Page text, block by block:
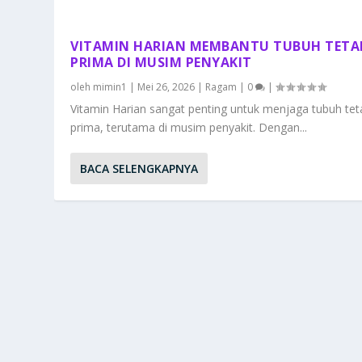
VITAMIN HARIAN MEMBANTU TUBUH
PRIMA DI MUSIM PENYAKIT
oleh mimin1 | Mei 26, 2026 | Ragam | 0 |
Vitamin Harian sangat penting untuk menjaga tubuh
prima, terutama di musim penyakit. Dengan...
BACA SELENGKAPNYA